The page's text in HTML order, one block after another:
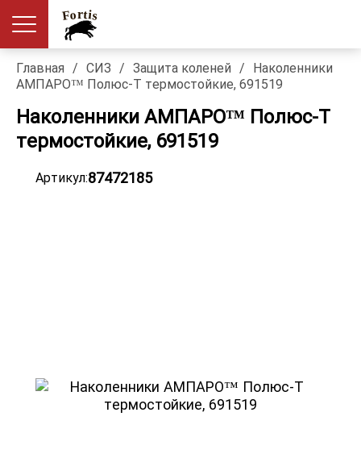
Главная / СИЗ / Защита коленей /
Наколенники
АМПАРО™ Полюс-Т термостойкие, 691519
Наколенники АМПАРО™ Полюс-Т
термостойкие, 691519
Артикул:87472185